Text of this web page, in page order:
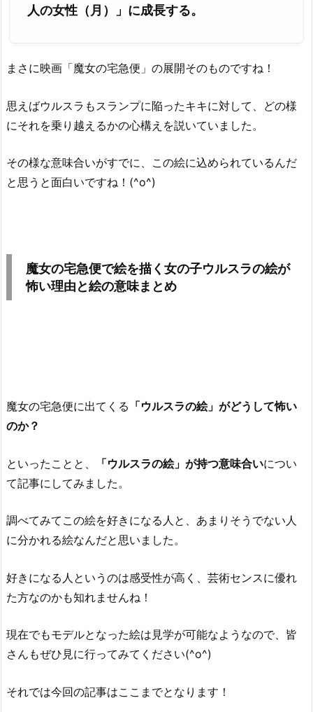
人の女性 （月） 」に成長する。
まさに映画「魔女の宅急便」の展開そのものですね！
思えばウルスラもスランプに陥ったキキに対して、どの様
にそれを乗り越えるかの心構えを説いていました。
その様な意味合いがすでに、この絵に込められているんだ
と思うと面白いですね！(^o^)
魔女の宅急便で絵を描く女の子ウルスラの絵が
怖い理由と絵の意味まとめ
魔女の宅急便に出てくる 「ウルスラの絵」がどうして怖い
のか？
といったことと、 「ウルスラの絵」が持つ意味合いについ
て記事にしてみました。
調べてみてこの絵を好きになる人と、あまりそうでない人
に分かれる絵なんだと思いました。
好きになる人というのは感受性が高く、芸術センスに優れ
た方なのかも知れませんね！
現在でもモデルとなった絵は見学が可能なようなので、皆
さんもぜひ見に行ってみてください(^o^)
それでは今回の記事はここまでとなります！